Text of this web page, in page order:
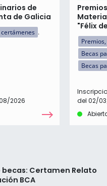
de
de Galicia
2026
"Félix
Becas
Becas
del 02/
Certamen Relato
BCA